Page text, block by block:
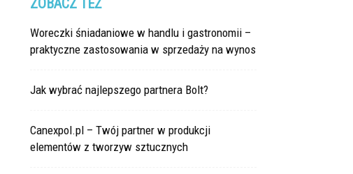
ZOBACZ TEŻ
Woreczki śniadaniowe w handlu i gastronomii –
praktyczne zastosowania w sprzedaży na wynos
Jak wybrać najlepszego partnera Bolt?
Canexpol.pl – Twój partner w produkcji
elementów z tworzyw sztucznych